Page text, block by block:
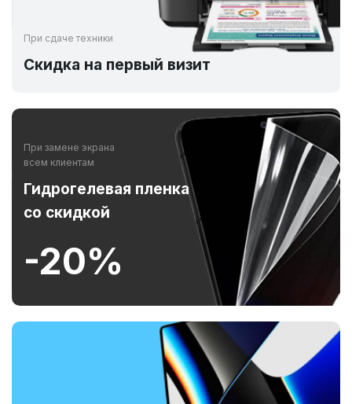
При сдаче техники
Скидка на первый визит
При замене экрана
всем клиентам
Гидрогелевая пленка
со скидкой
-20%